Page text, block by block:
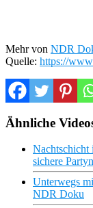
Mehr von NDR
Quelle: https://
Ähnliche
Nachtschicht
sichere
Unterwegs
NDR Doku